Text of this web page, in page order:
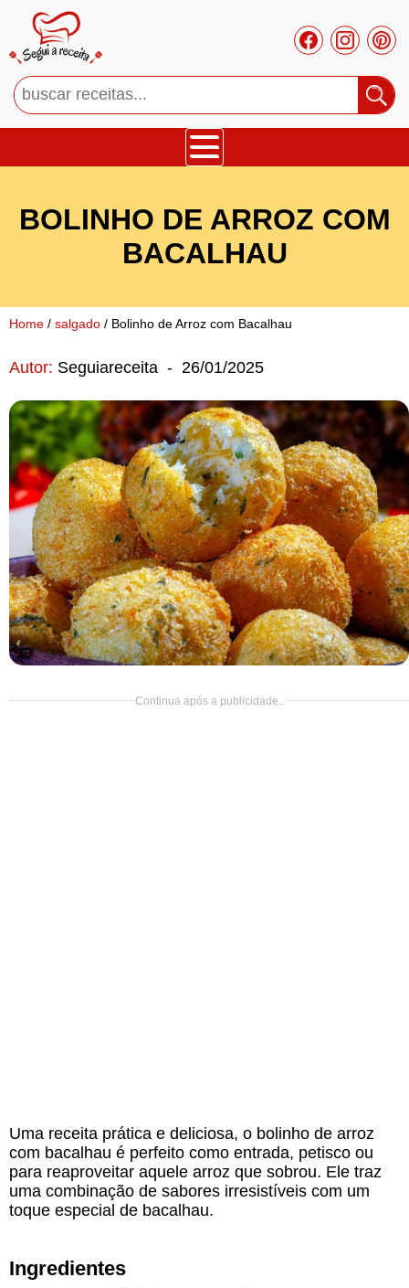
Cupcakes
Salgado
Doce
Pão
Salada
Almoço
Cocada
BOLINHO DE ARROZ COM
BACALHAU
Home / salgado / Bolinho de Arroz com Bacalhau
Autor: Seguiareceita - 26/01/2025
Continua após a publicidade..
Uma receita prática e deliciosa, o bolinho de arroz
com bacalhau é perfeito como entrada, petisco ou
para reaproveitar aquele arroz que sobrou. Ele traz
uma combinação de sabores irresistíveis com um
toque especial de bacalhau.
Ingredientes